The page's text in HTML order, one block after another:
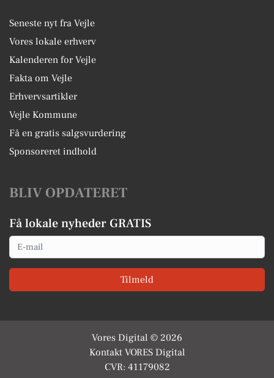
Seneste nyt fra Vejle
Vores lokale erhverv
Kalenderen for Vejle
Fakta om Vejle
Erhvervsartikler
Vejle Kommune
Få en gratis salgsvurdering
Sponsoreret indhold
BLIV OPDATERET
Få lokale nyheder GRATIS
Email
Tilmeld
Vores Digital © 2026
Kontakt VORES Digital
CVR: 41179082